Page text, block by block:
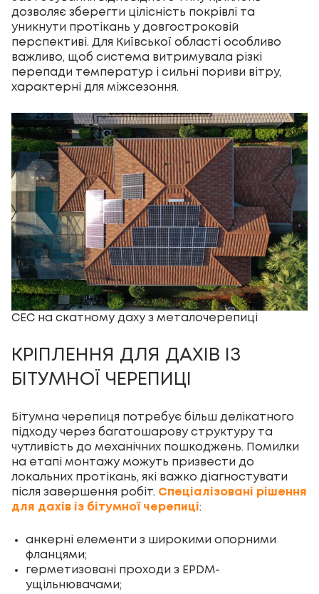
дозволяє зберегти цілісність покрівлі та
уникнути протікань у довгостроковій
перспективі. Для Київської області особливо
важливо, щоб система витримувала різкі
перепади температур і сильні пориви вітру,
характерні для міжсезоння.
СЕС на скатному даху з металочерепиці
КРІПЛЕННЯ ДЛЯ ДАХІВ ІЗ
БІТУМНОЇ ЧЕРЕПИЦІ
Бітумна черепиця потребує більш делікатного
підходу через багатошарову структуру та
чутливість до механічних пошкоджень. Помилки
на етапі монтажу можуть призвести до
локальних протікань, які важко діагностувати
після завершення робіт. Спеціалізовані рішення
для дахів із бітумної черепиці:
анкерні елементи з широкими опорними
фланцями;
герметизовані проходи з EPDM-
ущільнювачами;